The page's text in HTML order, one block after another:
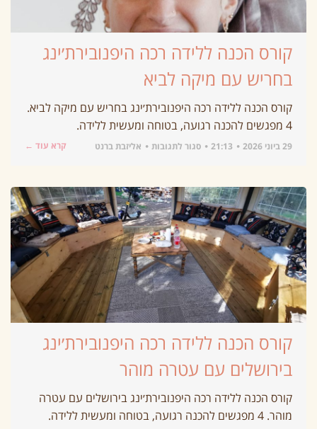
קורס הכנה ללידה רכה היפנובירת׳ינג
בחריש עם מיקה לביא
קורס הכנה ללידה רכה היפנובירת׳ינג בחריש עם מיקה לביא.
4 מפגשים להכנה רגועה, בטוחה ומעשית ללידה.
29 ביוני 2026 21:13 סגור לתגובות אליזבת ברנט קרא עוד ←
קורס הכנה ללידה רכה היפנובירת׳ינג
בירושלים עם עטרה מוהר
קורס הכנה ללידה רכה היפנובירת׳ינג בירושלים עם עטרה
מוהר. 4 מפגשים להכנה רגועה, בטוחה ומעשית ללידה.